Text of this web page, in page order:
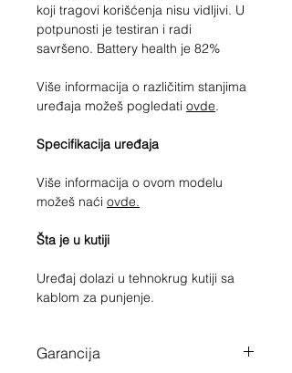
koji tragovi korišćenja nisu vidljivi. U
potpunosti je testiran i radi
savršeno. Battery health je 82%
Više informacija o različitim stanjima
uređaja možeš pogledati ovde.
Specifikacija uređaja
Više informacija o ovom modelu
možeš naći ovde.
Šta je u kutiji
Uređaj dolazi u tehnokrug kutiji sa
kablom za punjenje.
Garancija